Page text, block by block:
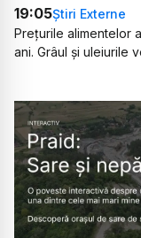
19:05Știri Externe
Prețurile alimentelor
ani. Grâul și uleiurile